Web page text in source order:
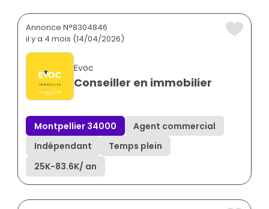
Annonce N°8304846
il y a 4 mois (14/04/2026)
Evoc
Conseiller en immobilier
Montpellier 34000
Agent commercial
Indépendant
Temps plein
25K-83.6K/ an